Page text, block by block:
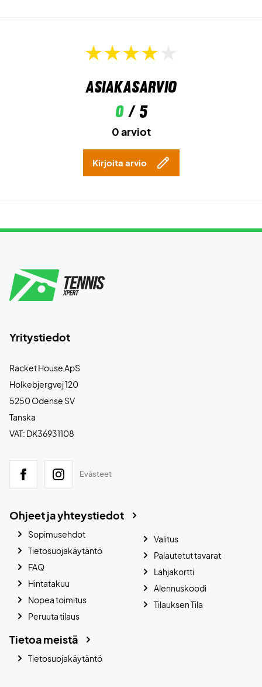
Asiakasarvio
0/ 5
0 arviot
Kirjoita arvio
Yritystiedot
Racket House ApS
Holkebjergvej 120
5250 Odense SV
Tanska
VAT: DK36931108
Evästeet
Ohjeet ja yhteystiedot
Sopimusehdot
Tietosuojakäytäntö
FAQ
Hintatakuu
Nopea toimitus
Peruuta tilaus
Valitus
Palautetut tavarat
Lahjakortti
Alennuskoodi
Tilauksen Tila
Tietoa meistä
Tietosuojakäytäntö